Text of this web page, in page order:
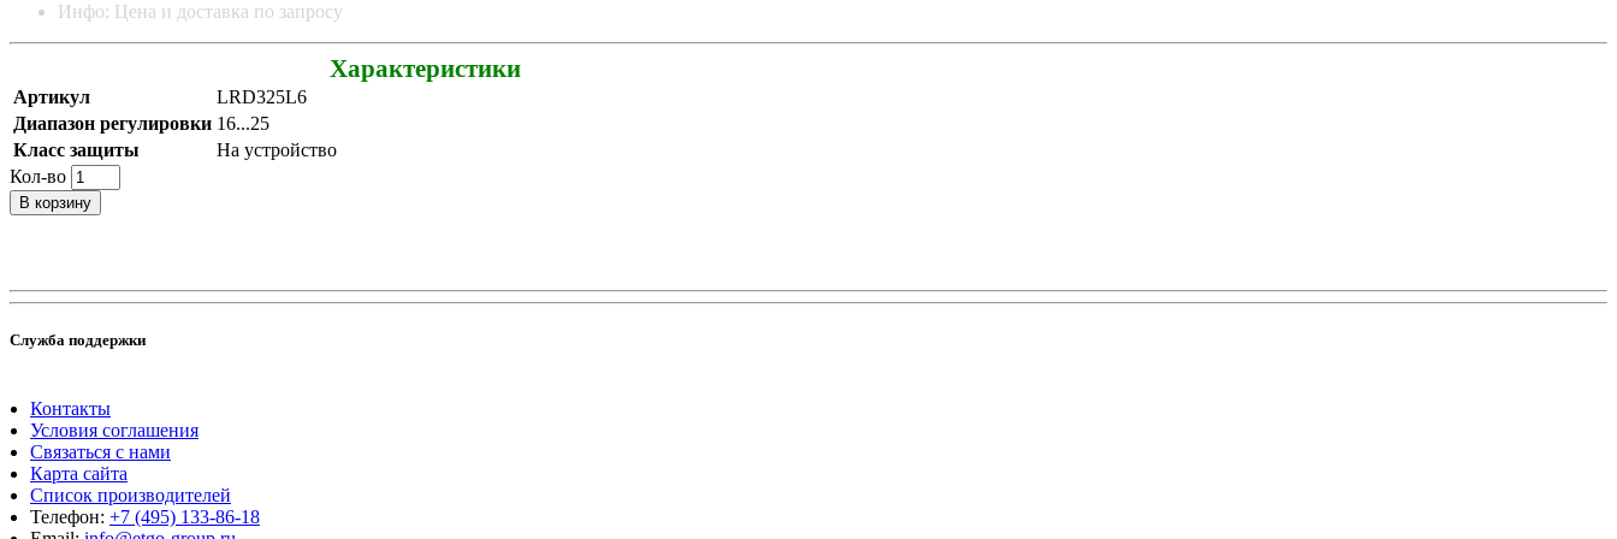
Инфо: Цена и доставка по запросу
Характеристики
Артикул
LRD325L6
Диапазон регулировки 16...25
Класс защиты
На устройство
Кол-во
В корзину
Служба поддержки
Контакты
Условия соглашения
Связаться с нами
Карта сайта
Список производителей
Телефон: +7 (495) 133-86-18